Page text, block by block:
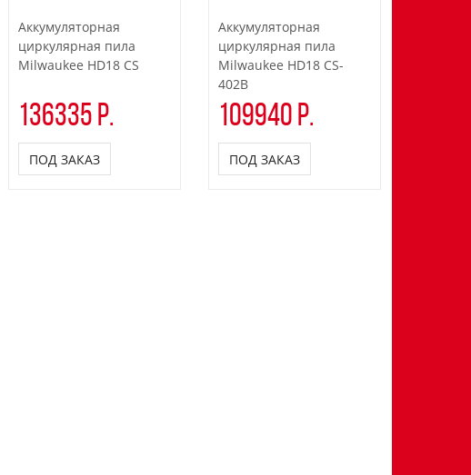
Аккумуляторная
циркулярная пила
Milwaukee HD18 CS
136335 р.
ПОД ЗАКАЗ
Аккумуляторная
циркулярная пила
Milwaukee HD18 CS-
402B
109940 р.
ПОД ЗАКАЗ